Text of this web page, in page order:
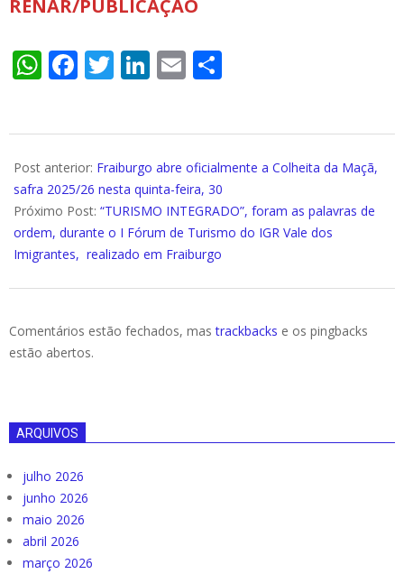
RENAR/PUBLICAÇÃO
WhatsApp
Facebook
Twitter
LinkedIn
Email
01-
28
Post anterior: Fraiburgo abre oficialmente a Colheita da Maçã,
safra 2025/26 nesta quinta-feira, 30
Próximo Post: “TURISMO INTEGRADO”, foram as palavras de
ordem, durante o I Fórum de Turismo do IGR Vale dos
Imigrantes, realizado em Fraiburgo
Comentários estão fechados, mastrackbacks e os pingbacks
estão abertos.
ARQUIVOS
julho 2026
junho 2026
maio 2026
abril 2026
março 2026